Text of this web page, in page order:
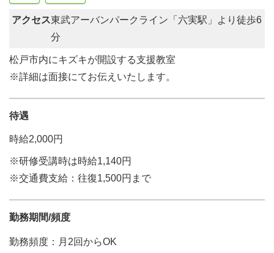
アクセス東武アーバンパークライン「六実駅」より徒歩6
分
松戸市内にキズキが開設する支援教室
※詳細は面接にてお伝えいたします。
待遇
時給2,000円
※研修受講時は時給1,140円
※交通費支給：往復1,500円まで
勤務期間/頻度
勤務頻度：月2回からOK